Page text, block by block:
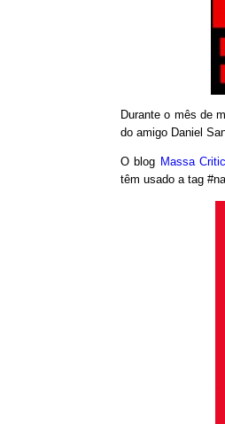
Durante o mês de
do amigo Daniel
O blog Massa
têm usado a tag